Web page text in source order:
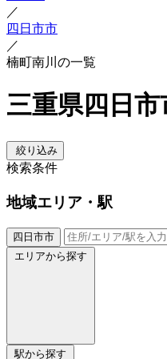
／
四日市市
／
楠町南川の一覧
三重県四日
絞り込み
検索条件
地域エリア・駅
四日市市
エリアから探す
駅から探す